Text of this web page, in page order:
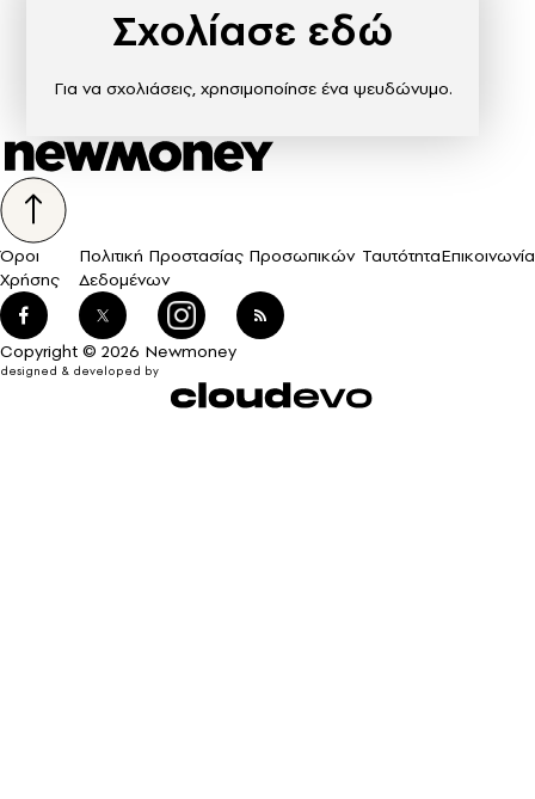
Σχολίασε εδώ
Για να σχολιάσεις, χρησιμοποίησε ένα ψευδώνυμο.
Όροι
Χρήσης
Πολιτική Προστασίας Προσωπικών
Δεδομένων
ΤαυτότηταΕπικοινωνία
Copyright © 2026 Newmoney
designed & developed by